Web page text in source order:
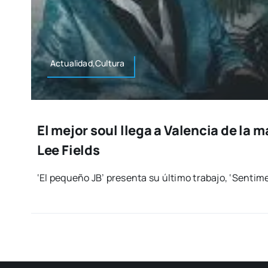
Actualidad,Cultura
El mejor soul llega a Valencia de la
Lee Fields
‘El peque­ño JB’ pre­sen­ta su últi­mo tra­ba­jo,